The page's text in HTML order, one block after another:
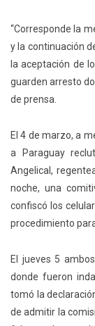
“Corresponde la
y la continuación
la aceptación de
guarden arresto
de prensa.
El 4 de marzo, a
a Paraguay
Angelical,
noche, una
confiscó los
procedimiento
El jueves 5
donde fueron
tomó la
de admitir la